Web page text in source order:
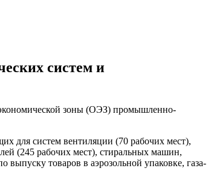
систем и
экономической зоны (ОЭЗ) промышленно-
для систем вентиляции (70 рабочих мест),
(245 рабочих мест), стиральных машин,
товаров в аэрозольной упаковке, газа-